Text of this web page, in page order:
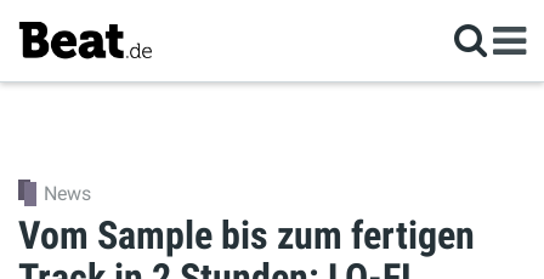
News
Vom Sample bis zum fertigen